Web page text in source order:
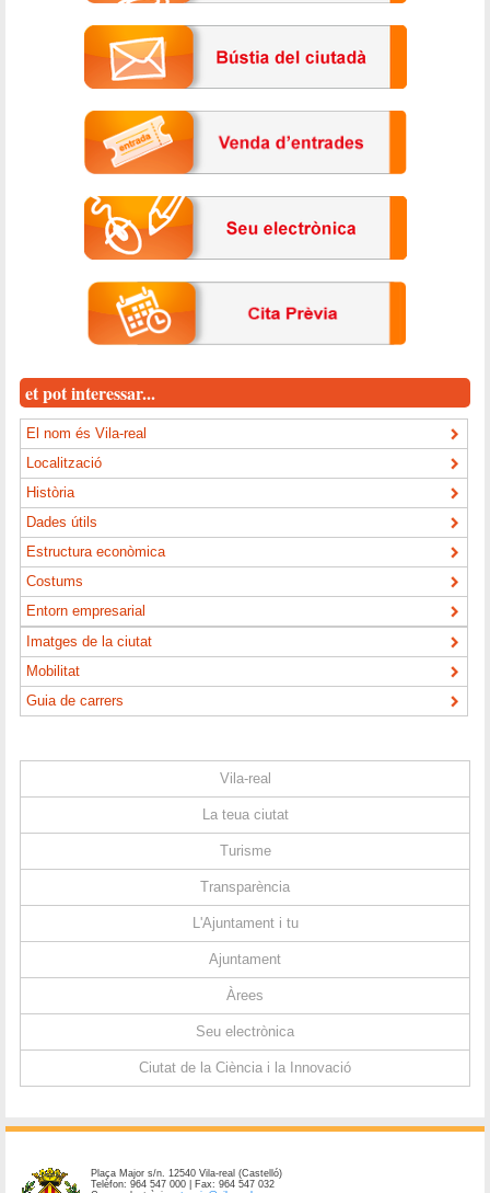
et pot interessar...
El nom és Vila-real
Localització
Història
Dades útils
Estructura econòmica
Costums
Entorn empresarial
Imatges de la ciutat
Mobilitat
Guia de carrers
Vila-real
La teua ciutat
Turisme
Transparència
L'Ajuntament i tu
Ajuntament
Àrees
Seu electrònica
Ciutat de la Ciència i la Innovació
Plaça Major s/n. 12540 Vila-real (Castelló)
Telèfon: 964 547 000 | Fax: 964 547 032